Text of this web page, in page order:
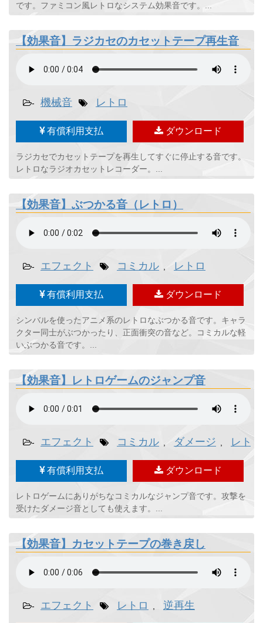
です。ファミコン風レトロなシステム効果音です。...
【効果音】ラジカセのカセットテープ再生音
- 機械音 レトロ
有償利用支払 ダウンロード
ラジカセでカセットテープを再生してすぐに停止する音です。
レトロなラジオカセットレコーダー。...
【効果音】ぶつかる音（レトロ）
- エフェクト コミカル レトロ
有償利用支払 ダウンロード
シンバルを使ったアニメ系のレトロなぶつかる音です。キャラ
クター同士がぶつかったり、正面衝突の音など。コミカルな軽
いぶつかる音です。...
【効果音】レトロゲームのジャンプ音
- エフェクト コミカル ダメージ レトロ
有償利用支払 ダウンロード
レトロゲームにありがちなコミカルなジャンプ音です。攻撃を
受けたダメージ音としても使えます。...
【効果音】カセットテープの巻き戻し
- エフェクト レトロ 逆再生